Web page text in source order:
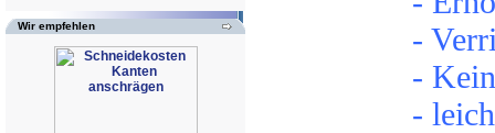
Wir empfehlen
-
-
-